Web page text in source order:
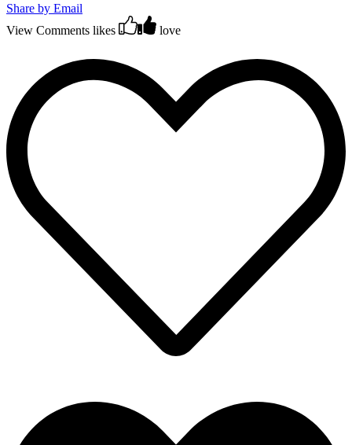
Share by Email
View Comments likes love